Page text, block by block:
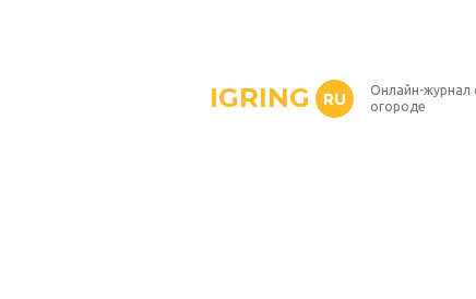
IGRING RU
Онлайн-журнал
огороде